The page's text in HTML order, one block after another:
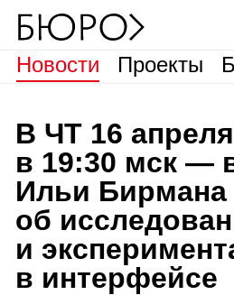
Новости Проекты
В ЧТ 16 апреля
в 19:30 мск —
Ильи Бирмана
об
и
в интерфейсе